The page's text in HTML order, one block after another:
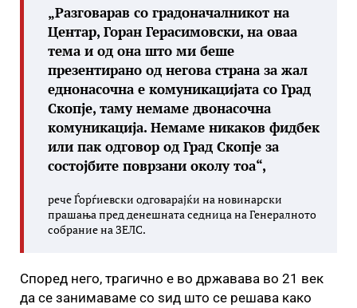
„Разговарав со градоначалникот на
Центар, Горан Герасимовски, на оваа
тема и од она што ми беше
презентирано од негова страна за жал
еднонасочна е комуникацијата со Град
Скопје, таму немаме двонасочна
комуникација. Немаме никаков фидбек
или пак одговор од Град Скопје за
состојбите поврзани околу тоа“,
рече Ѓорѓиевски одговарајќи на новинарски
прашања пред денешната седница на Генералното
собрание на ЗЕЛС.
Според него, трагично е во државава во 21 век
да се занимаваме со ѕид што се решава како